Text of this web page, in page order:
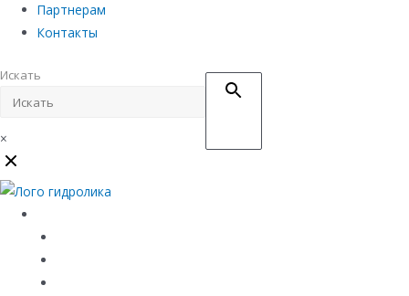
Партнерам
Контакты
Искать
×